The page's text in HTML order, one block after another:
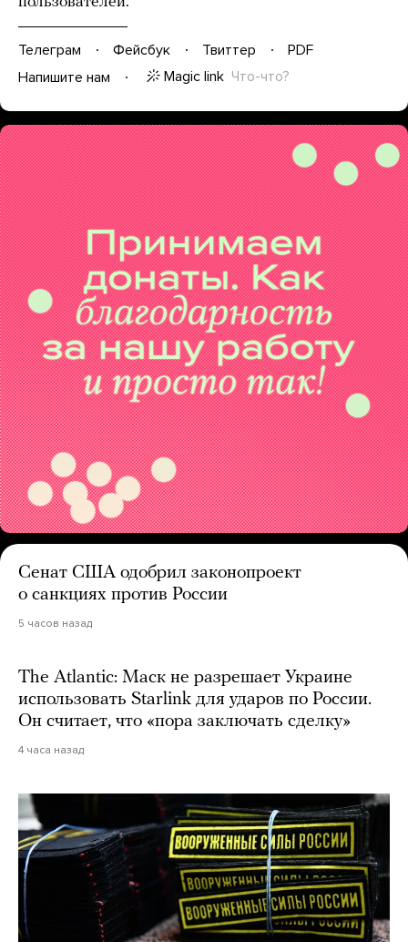
Телеграм Фейсбук Твиттер
PDF
Напишите нам
Magic link Что-что?
Сенат США одобрил законопроект
о санкциях против России
5 часов назад
The Atlantic: Маск не разрешает Украине
использовать Starlink для ударов по России.
Он считает, что «пора заключать сделку»
4 часа назад